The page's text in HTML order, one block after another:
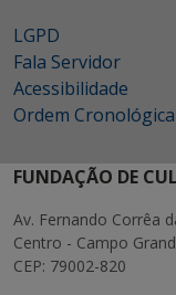
LGPD
Fala Servidor
Acessibilidade
Ordem
FUNDAÇÃO DE
Av. Fernando Corrêa
Centro - Campo
CEP: 79002-820